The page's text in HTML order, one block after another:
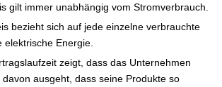
gilt immer unabhängig vom Stromverbrauch.
bezieht sich auf jede einzelne verbrauchte
elektrische Energie.
zeigt, dass das Unternehmen
ausgeht, dass seine Produkte so